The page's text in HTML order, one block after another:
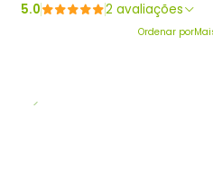
5.0 2 avaliações
Ordenar por